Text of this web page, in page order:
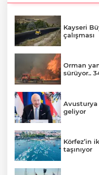
Kayseri
çalışması
Orman
sürüyor..
Avusturya
geliyor
Körfez’in
taşınıyor